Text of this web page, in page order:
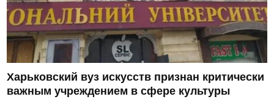
Харьковский вуз искусств признан критически
важным учреждением в сфере культуры